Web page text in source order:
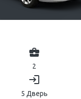
business_center
2
login
5 Дверь